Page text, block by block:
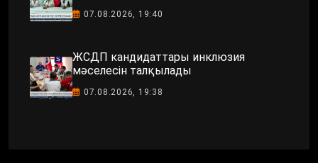
07.08.2026, 19:40
ЖСДП кандидаттары инклюзия
мәселесін талқылады
07.08.2026, 19:38